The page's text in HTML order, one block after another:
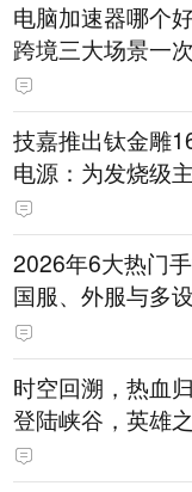
电脑加速器哪个
跨境三大场景一
技嘉推出钛金雕
电源：为发烧级
打造旗舰供电方案
2026年6大热门
国服、外服与多
时空回溯，热血
登陆峡谷，英雄
斗！